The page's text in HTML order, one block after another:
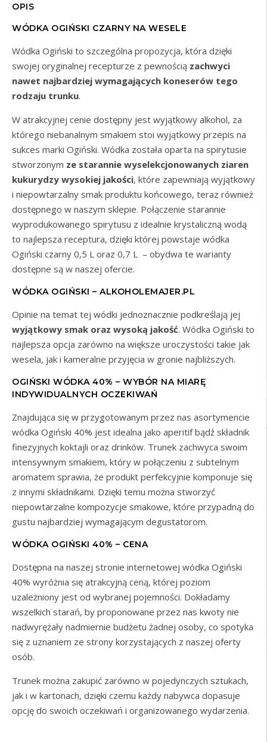
OPIS
WÓDKA OGIŃSKI CZARNY NA WESELE
Wódka Ogiński to szczególna propozycja, która dzięki
swojej oryginalnej recepturze z pewnością zachwyci
nawet najbardziej wymagających koneserów tego
rodzaju trunku.
W atrakcyjnej cenie dostępny jest wyjątkowy alkohol, za
którego niebanalnym smakiem stoi wyjątkowy przepis na
sukces marki Ogiński. Wódka została oparta na spirytusie
stworzonym ze starannie wyselekcjonowanych ziaren
kukurydzy wysokiej jakości, które zapewniają wyjątkowy
i niepowtarzalny smak produktu końcowego, teraz również
dostępnego w naszym sklepie. Połączenie starannie
wyprodukowanego spirytusu z idealnie krystaliczną wodą
to najlepsza receptura, dzięki której powstaje wódka
Ogiński czarny 0,5 L oraz 0,7 L – obydwa te warianty
dostępne są w naszej ofercie.
WÓDKA OGIŃSKI – ALKOHOLEMAJER.PL
Opinie na temat tej wódki jednoznacznie podkreślają jej
wyjątkowy smak oraz wysoką jakość. Wódka Ogiński to
najlepsza opcja zarówno na większe uroczystości takie jak
wesela, jak i kameralne przyjęcia w gronie najbliższych.
OGIŃSKI WÓDKA 40% – WYBÓR NA MIARĘ
INDYWIDUALNYCH OCZEKIWAŃ
Znajdująca się w przygotowanym przez nas asortymencie
wódka Ogiński 40% jest idealna jako aperitif bądź składnik
finezyjnych koktajli oraz drinków. Trunek zachwyca swoim
intensywnym smakiem, który w połączeniu z subtelnym
aromatem sprawia, że produkt perfekcyjnie komponuje się
z innymi składnikami. Dzięki temu można stworzyć
niepowtarzalne kompozycje smakowe, które przypadną do
gustu najbardziej wymagającym degustatorom.
WÓDKA OGIŃSKI 40% – CENA
Dostępna na naszej stronie internetowej wódka Ogiński
40% wyróżnia się atrakcyjną ceną, której poziom
uzależniony jest od wybranej pojemności. Dokładamy
wszelkich starań, by proponowane przez nas kwoty nie
nadwyrężały nadmiernie budżetu żadnej osoby, co spotyka
się z uznaniem ze strony korzystających z naszej oferty
osób.
Trunek można zakupić zarówno w pojedynczych sztukach,
jak i w kartonach, dzięki czemu każdy nabywca dopasuje
opcję do swoich oczekiwań i organizowanego wydarzenia.